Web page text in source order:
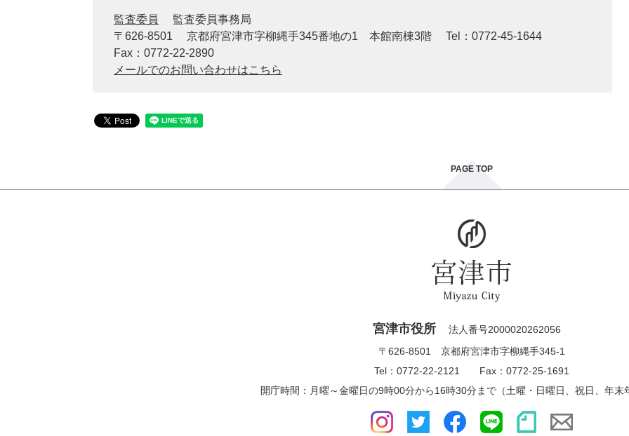
監査委員
監査委員事務局
〒626-8501
京都府宮津市字柳縄手345番地の1 本館南棟3階
Tel：0772-45-1644
Fax：0772-22-2890
メールでのお問い合わせはこちら
PAGE TOP
宮津市役所
法人番号2000020262056
〒626-8501 京都府宮津市字柳縄手345-1
Tel：0772-22-2121 Fax：0772-25-1691
開庁時間：月曜～金曜日の9時00分から16時30分まで（土曜・日曜日、祝日、年末